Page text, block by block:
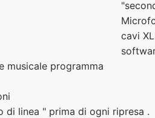
cavi
musicale programma
di linea " prima di ogni ripresa .